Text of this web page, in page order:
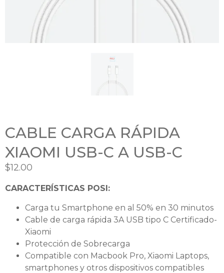
CABLE CARGA RÁPIDA
XIAOMI USB-C A USB-C
$12.00
CARACTERÍSTICAS POSI:
Carga tu Smartphone en al 50% en 30 minutos
Cable de carga rápida 3A USB tipo C Certificado-
Xiaomi
Protección de Sobrecarga
Compatible con Macbook Pro, Xiaomi Laptops,
smartphones y otros dispositivos compatibles